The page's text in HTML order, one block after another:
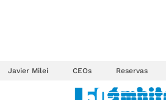
Javier Milei CEOs Reservas